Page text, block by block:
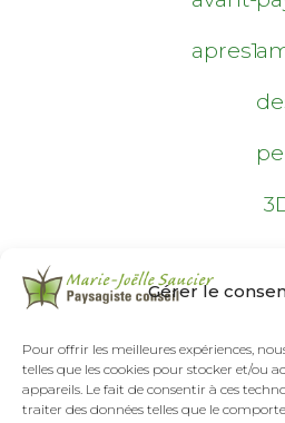
Gérer le
Pour offrir les meilleures expériences,
telles que les cookies pour stocker et/ou
appareils. Le fait de consentir à ces
traiter des données telles que le
apres1
Original size is